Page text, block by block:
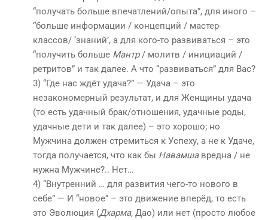
“получать больше впечатлений/опыта”, для иного –
“больше информации / концепций / мастер-
классов/ ‘знаний’, а для кого-то развиваться – это
“получить больше Мантр/ молитв / инициаций /
ретритов” и так далее. А что “развиваться” для Вас?
3) “Где нас ждёт удача?” — Удача – это
незакономерный результат, и для Женщины удача
(то есть удачный брак/отношения, удачные роды,
удачные дети и так далее) – это хорошо; но
Мужчина должен стремиться к Успеху, а не к Удаче,
тогда получается, что как бы Навамшавредна / не
нужна Мужчине?.. Нет…
4) “Внутренний … для развития чего-то нового в
себе” — И “новое” – это движение вперёд, то есть
это Эволюция (Дхарма, Дао) или нет (просто любое